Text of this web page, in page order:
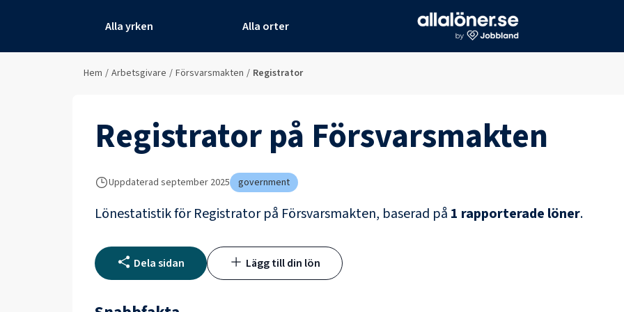
Alla yrken Alla orter
Hem / Arbetsgivare / Försvarsmakten / Registrator
Registratorpå Försvarsmakten
Uppdaterad september 2025 government
Lönestatistik förRegistratorpå Försvarsmakten, baserad på 1 rapporterade löner.
Dela sidan Lägg till din lön